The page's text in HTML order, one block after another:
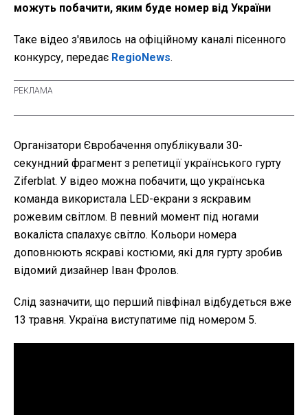
можуть побачити, яким буде номер від України
Таке відео з'явилось на офіційному каналі пісенного
конкурсу, передає RegioNews.
Організатори Євробачення опублікували 30-
секундний фрагмент з репетиції українського гурту
Ziferblat. У відео можна побачити, що українська
команда використала LED-екрани з яскравим
рожевим світлом. В певний момент під ногами
вокаліста спалахує світло. Кольори номера
доповнюють яскраві костюми, які для гурту зробив
відомий дизайнер Іван Фролов.
Слід зазначити, що перший півфінал відбудеться вже
13 травня. Україна виступатиме під номером 5.